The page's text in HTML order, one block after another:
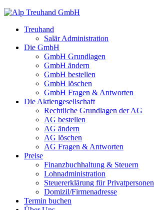
Treuhand
Salär Administration
Die GmbH
GmbH Grundlagen
GmbH ändern
GmbH bestellen
GmbH löschen
GmbH Fragen & Antworten
Die Aktiengesellschaft
Rechtliche Grundlagen der AG
AG bestellen
AG ändern
AG löschen
AG Fragen & Antworten
Preise
Finanzbuchhaltung & Steuern
Lohnadministration
Steuererklärung für Privatpersonen
Domizil/Firmenadresse
Termin buchen